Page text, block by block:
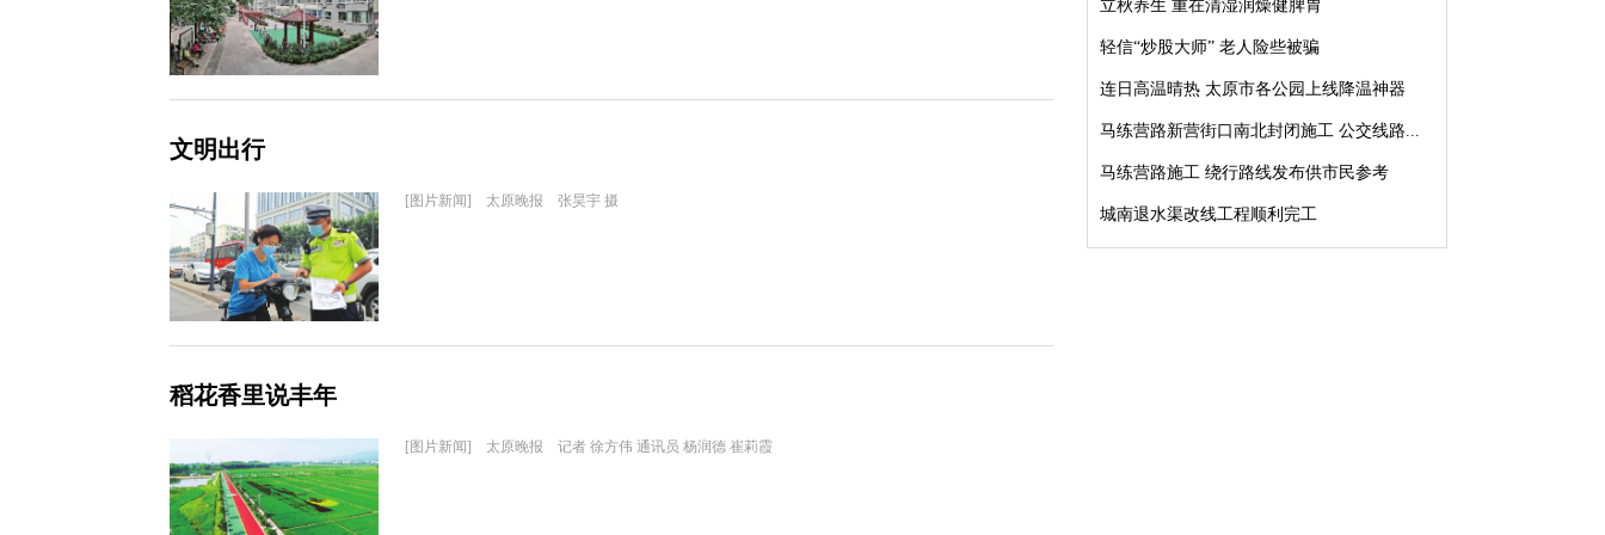
文明出行
[图片新闻] 太原晚报 张昊宇 摄
稻花香里说丰年
[图片新闻] 太原晚报 记者 徐方伟 通讯员 杨润德 崔莉霞
立秋养生 重在清湿润燥健脾胃
轻信“炒股大师” 老人险些被骗
连日高温晴热 太原市各公园上线降温神器
马练营路新营街口南北封闭施工 公交线路...
马练营路施工 绕行路线发布供市民参考
城南退水渠改线工程顺利完工